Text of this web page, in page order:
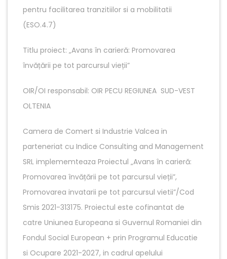
pentru facilitarea tranzitiilor si a mobilitatii
(ESO.4.7)
Titlu proiect: „Avans în carieră: Promovarea
învățării pe tot parcursul vieții”
OIR/OI responsabil: OIR PECU REGIUNEA SUD-VEST
OLTENIA
Camera de Comert si Industrie Valcea in
parteneriat cu Indice Consulting and Management
SRL implememteaza Proiectul „Avans în carieră:
Promovarea învățării pe tot parcursul vieții”,
Promovarea invatarii pe tot parcursul vietii”/Cod
Smis 2021-313175. Proiectul este cofinantat de
catre Uniunea Europeana si Guvernul Romaniei din
Fondul Social European + prin Programul Educatie
si Ocupare 2021-2027, in cadrul apelului